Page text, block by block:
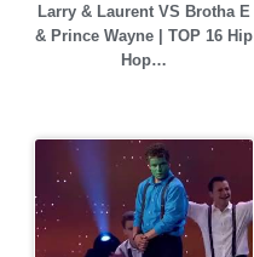
Larry & Laurent VS Brotha E
& Prince Wayne | TOP 16 Hip
Hop…